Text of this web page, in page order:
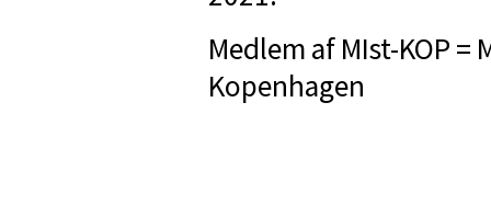
Medlem af MIst-KOP
Kopenhagen